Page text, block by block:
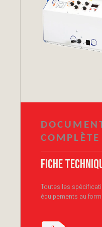
COMPLÈTE
Fiche
Toutes les
équipements au